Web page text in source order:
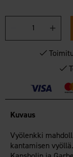
Kuvaus
Vyölenkki
kantamisen